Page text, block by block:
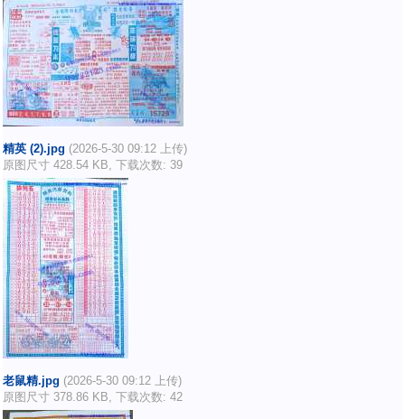
精英 (2).jpg (2026-5-30 09:12 上传)
原图尺寸 428.54 KB, 下载次数: 39
老鼠精.jpg (2026-5-30 09:12 上传)
原图尺寸 378.86 KB, 下载次数: 42